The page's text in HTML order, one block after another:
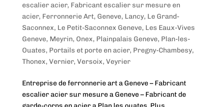
escalier acier, Fabricant escalier sur mesure en
acier, Ferronnerie Art, Geneve, Lancy, Le Grand-
Saconnex, Le Petit-Saconnex Geneve, Les Eaux-Vives
Geneve, Meyrin, Onex, Plainpalais Geneve, Plan-les-
Ouates, Portails et porte en acier, Pregny-Chambesy,
Thonex, Vernier, Versoix, Veyrier
Entreprise de ferronnerie art a Geneve – Fabricant
escalier acier sur mesure a Geneve – Fabricant de